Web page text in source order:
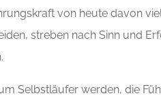
von heute davon
streben nach Sinn und
Selbstläufer werden, die